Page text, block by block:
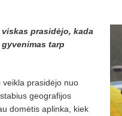
prasidėjo, kada
tarp
prasidėjo nuo
geografijos
domėtis aplinka, kiek